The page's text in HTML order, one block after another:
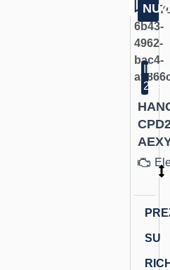
ID:
204
SU